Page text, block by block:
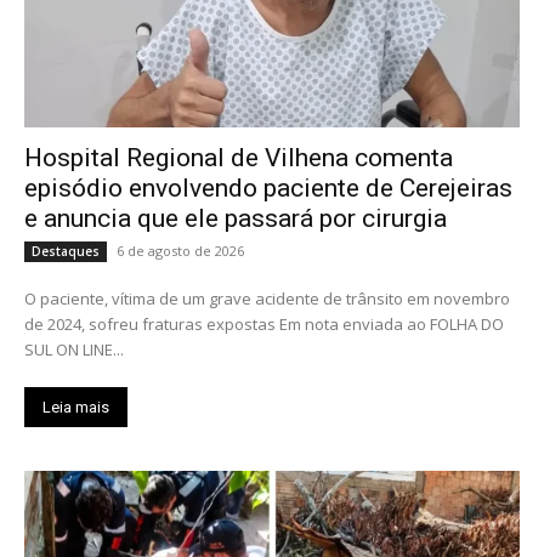
Hospital Regional de Vilhena comenta
episódio envolvendo paciente de Cerejeiras
e anuncia que ele passará por cirurgia
Destaques 6 de agosto de 2026
O paciente, vítima de um grave acidente de trânsito em novembro
de 2024, sofreu fraturas expostas Em nota enviada ao FOLHA DO
SUL ON LINE...
Leia mais